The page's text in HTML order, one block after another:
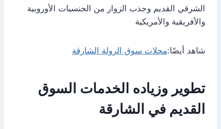
الشرقي القديم وجذب الزوار من الجنسيات الأوروبية
والأفريقية والأمريكية
شاهد أيضًا:محلات سوق الرولة الشارقة
تطوير وزياده الخدمات السوق
القديم في الشارقة